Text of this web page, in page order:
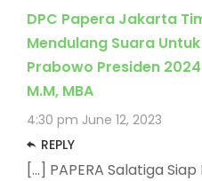
DPC Papera Jakarta
Mendulang Suara
Prabowo Presiden 2024
M.M, MBA
4:30 pm June 12, 2023
REPLY
[…] PAPERA Salatiga